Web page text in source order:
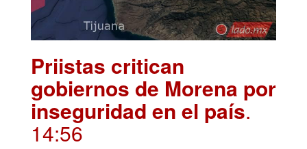
Priistas critican
gobiernos de Morena por
inseguridad en el país.
14:56